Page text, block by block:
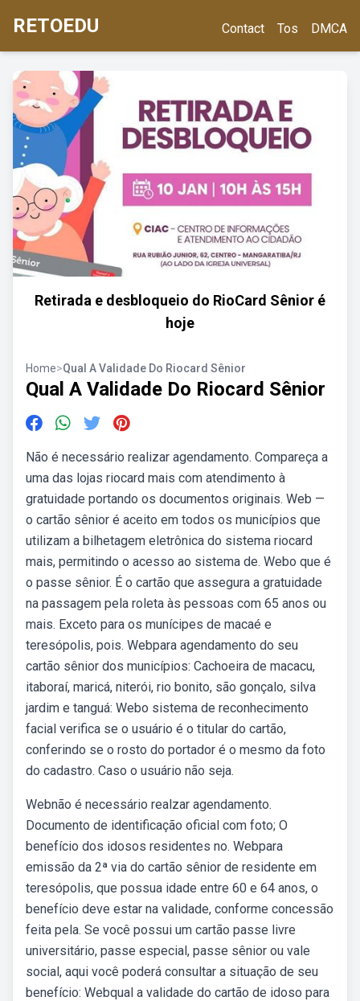
RETOEDU Contact Tos DMCA
Retirada e desbloqueio do RioCard Sênior é
hoje
Home>Qual A Validade Do Riocard Sênior
Qual A Validade Do Riocard Sênior
Não é necessário realizar agendamento. Compareça a
uma das lojas riocard mais com atendimento à
gratuidade portando os documentos originais. Web —
o cartão sênior é aceito em todos os municípios que
utilizam a bilhetagem eletrônica do sistema riocard
mais, permitindo o acesso ao sistema de. Webo que é
o passe sênior. É o cartão que assegura a gratuidade
na passagem pela roleta às pessoas com 65 anos ou
mais. Exceto para os munícipes de macaé e
teresópolis, pois. Webpara agendamento do seu
cartão sênior dos municípios: Cachoeira de macacu,
itaboraí, maricá, niterói, rio bonito, são gonçalo, silva
jardim e tanguá: Webo sistema de reconhecimento
facial verifica se o usuário é o titular do cartão,
conferindo se o rosto do portador é o mesmo da foto
do cadastro. Caso o usuário não seja.
Webnão é necessário realzar agendamento.
Documento de identificação oficial com foto; O
benefício dos idosos residentes no. Webpara
emissão da 2ª via do cartão sênior de residente em
teresópolis, que possua idade entre 60 e 64 anos, o
benefício deve estar na validade, conforme concessão
feita pela. Se você possui um cartão passe livre
universitário, passe especial, passe sênior ou vale
social, aqui você poderá consultar a situação de seu
benefício: Webqual a validade do cartão de idoso para